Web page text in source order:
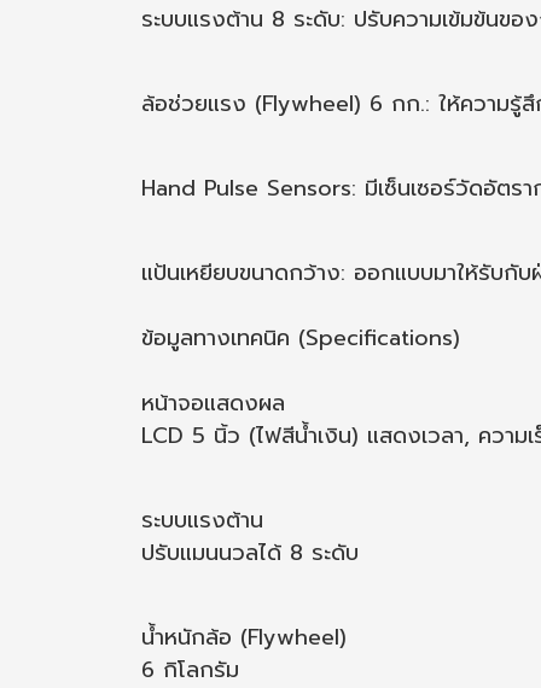
ระบบแรงต้าน 8 ระดับ: ปรับความเข้มข้นข
ล้อช่วยแรง (Flywheel) 6 กก.: ให้ความรู้
Hand Pulse Sensors: มีเซ็นเซอร์วัดอัตร
แป้นเหยียบขนาดกว้าง: ออกแบบมาให้รับกับ
ข้อมูลทางเทคนิค (Specifications)
หน้าจอแสดงผล
LCD 5 นิ้ว (ไฟสีน้ำเงิน) แสดงเวลา, ควา
ระบบแรงต้าน
ปรับแมนนวลได้ 8 ระดับ
น้ำหนักล้อ (Flywheel)
6 กิโลกรัม